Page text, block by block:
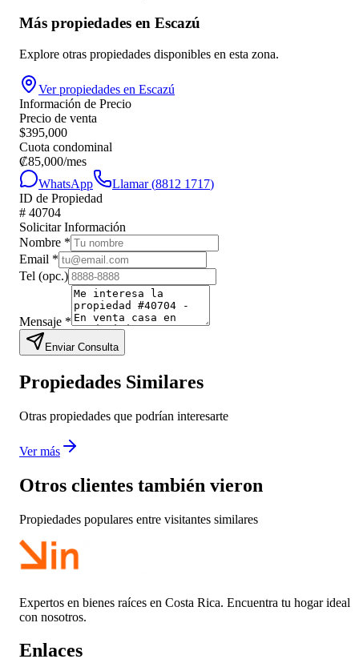
Más propiedades en Escazú
Explore otras propiedades disponibles en esta zona.
Ver propiedades en Escazú
Información de Precio
Precio de venta
$395,000
Cuota condominal
₡85,000/mes
WhatsApp
Llamar (8812 1717)
ID de Propiedad
# 40704
Solicitar Información
Nombre *
Email *
Tel (opc.)
Mensaje *
Enviar Consulta
Propiedades Similares
Otras propiedades que podrían interesarte
Ver más
Otros clientes también vieron
Propiedades populares entre visitantes similares
Expertos en bienes raíces en Costa Rica. Encuentra tu hogar ideal
con nosotros.
Enlaces